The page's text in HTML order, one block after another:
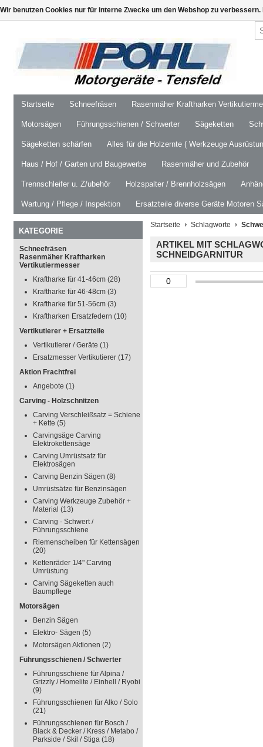
Startseite Schneefräsen Rasenmäher Kraftharken
Motorsägen Führungsschienen / Schwerter Sägeketten
Sägeketten schärfen Alles für die Holzernte ( Werkzeuge
Haus / Hof / Garten und Baugewerbe Rasenmäher und Zubehör
Trennschleifer u. Z/ubehör Holzspalter / Brennholzsägen
Wartung / Pflege / Inspektion Ersatzteile diverse Geräte Motoren
KATEGORIE
Schneefräsen
Rasenmäher Kraftharken
Vertikutiermesser
Kraftharke für 41-46cm (28)
Kraftharke für 46-48cm (3)
Kraftharke für 51-56cm (3)
Kraftharken Ersatzfedern (10)
Vertikutierer + Ersatzteile
Vertikutierer / Geräte (1)
Ersatzmesser Vertikutierer (17)
Aktion Frachtfrei
Angebote (1)
Carving - Holzschnitzen
Carving Verschleißsatz = Schiene
+ Kette (5)
Carvingsäge Carving
Elektrokettensäge
Carving Umrüstsatz für
Elektrosägen
Carving Benzin Sägen (8)
Umrüstsätze für Benzinsägen
Carving Werkzeuge Zubehör +
Material (13)
Carving - Schwert /
Führungsschiene
Riemenscheiben für Kettensägen
(20)
Kettenräder 1/4" Carving
Umrüstung
Carving Sägeketten auch
Baumpflege
Motorsägen
Benzin Sägen
Elektro- Sägen (5)
Motorsägen Aktionen (2)
Führungsschienen / Schwerter
Führungsschiene für Alpina /
Grizzly / Homelite / Einhell / Ryobi
(9)
Führungsschienen für Alko / Solo
(21)
Führungsschienen für Bosch /
Black & Decker / Kress / Metabo /
Parkside / Skil / Stiga (18)
Startseite Schlagworte
ARTIKEL MIT
SCHNEIDGARNITUR
Wir benutzen Cookies nur für interne Zwecke um den Webshop zu